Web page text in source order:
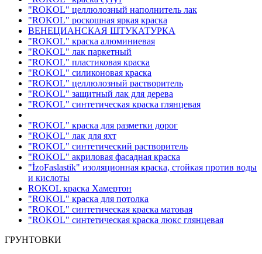
"ROKOL" целлюлозный наполнитель лак
"ROKOL" роскошная яркая краска
ВЕНЕЦИАНСКАЯ ШТУКАТУРКА
"ROKOL" краска алюминиевая
"ROKOL" лак паркетный
"ROKOL" пластиковая краска
"ROKOL" силиконовая краска
"ROKOL" целлюлозный растворитель
"ROKOL" защитный лак для дерева
"ROKOL" синтетическая краска глянцевая
"ROKOL" краска для разметки дорог
"ROKOL" лак для яхт
"ROKOL" синтетический растворитель
"ROKOL" акриловая фасадная краска
"İzoFaslastik" изоляционная краска, стойкая против воды
и кислоты
ROKOL краска Хамертон
"ROKOL" краска для потолка
"ROKOL" синтетическая краска матовая
"ROKOL" синтетическая краска люкс глянцевая
ГРУНТОВКИ